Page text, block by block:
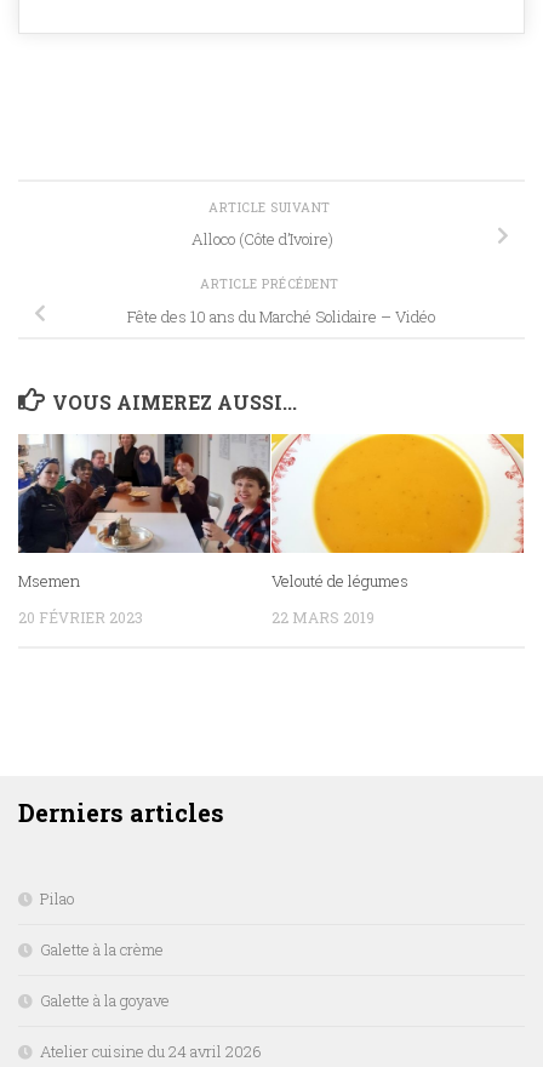
ARTICLE SUIVANT
Alloco (Côte d’Ivoire)
ARTICLE PRÉCÉDENT
Fête des 10 ans du Marché Solidaire – Vidéo
VOUS AIMEREZ AUSSI...
Msemen
20 FÉVRIER 2023
Velouté de légumes
22 MARS 2019
Derniers articles
Pilao
Galette à la crème
Galette à la goyave
Atelier cuisine du 24 avril 2026